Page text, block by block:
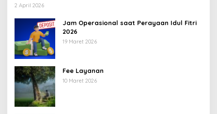
2 April 2026
Jam Operasional saat Perayaan Idul Fitri
2026
19 Maret 2026
Fee Layanan
10 Maret 2026